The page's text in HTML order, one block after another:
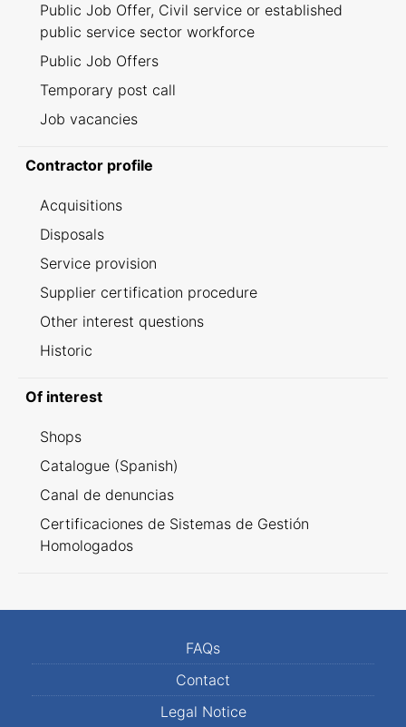
Public Job Offer, Civil service or established
public service sector workforce
Public Job Offers
Temporary post call
Job vacancies
Contractor profile
Acquisitions
Disposals
Service provision
Supplier certification procedure
Other interest questions
Historic
Of interest
Shops
Catalogue (Spanish)
Canal de denuncias
Certificaciones de Sistemas de Gestión
Homologados
FAQs
Contact
Legal Notice